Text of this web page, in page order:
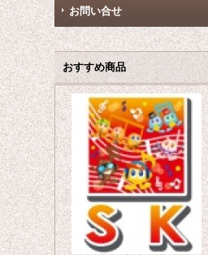
お問い合せ
おすすめ商品